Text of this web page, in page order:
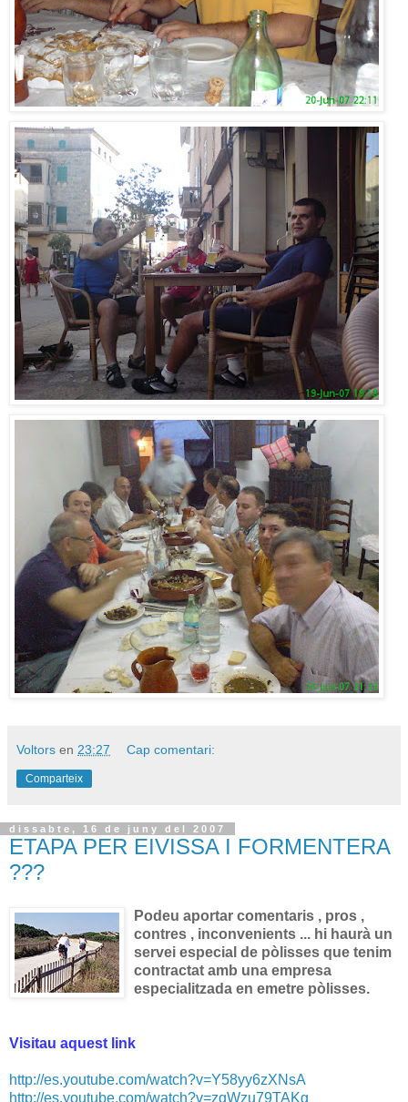
Voltors en 23:27 Cap comentari:
Comparteix
dissabte, 16 de juny del 2007
ETAPA PER EIVISSA I FORMENTERA
???
Podeu aportar comentaris , pros ,
contres , inconvenients ... hi haurà un
servei especial de pòlisses que tenim
contractat amb una empresa
especialitzada en emetre pòlisses.
Visitau aquest link
http://es.youtube.com/watch?v=Y58yy6zXNsA
http://es.youtube.com/watch?v=zqWzu79TAKg